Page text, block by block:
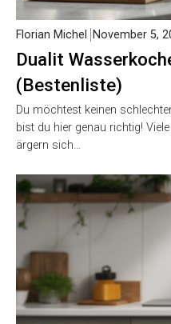
Dualit
(Bestenliste)
Florian Michel November 5,
Du möchtest keinen
bist du hier genau richtig!
ärgern sich…